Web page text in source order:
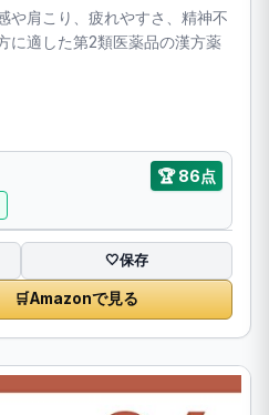
や肩こり、疲れやすさ、精神不
に適した第2類医薬品の漢方薬
🏆 86点
🤍保存
🛒Amazonで見る